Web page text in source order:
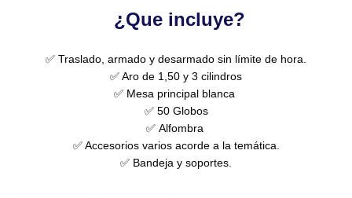
¿Que incluye?
✅ Traslado, armado y desarmado sin límite de hora.
✅ Aro de 1,50 y 3 cilindros
✅ Mesa principal blanca
✅ 50 Globos
✅ Alfombra
✅ Accesorios varios acorde a la temática.
✅ Bandeja y soportes.